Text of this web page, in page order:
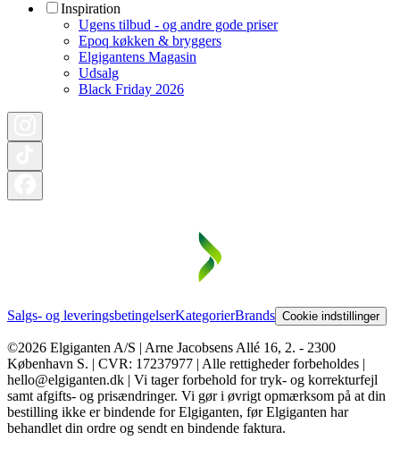
Inspiration
Ugens tilbud - og andre gode priser
Epoq køkken & bryggers
Elgigantens Magasin
Udsalg
Black Friday 2026
Salgs- og leveringsbetingelserKategorierBrands Cookie indstillinger
©2026 Elgiganten A/S | Arne Jacobsens Allé 16, 2. - 2300
København S. | CVR: 17237977 | Alle rettigheder forbeholdes |
hello@elgiganten.dk | Vi tager forbehold for tryk- og korrekturfejl
samt afgifts- og prisændringer. Vi gør i øvrigt opmærksom på at din
bestilling ikke er bindende for Elgiganten, før Elgiganten har
behandlet din ordre og sendt en bindende faktura.